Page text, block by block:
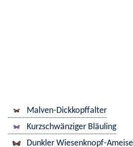
Malven-Dickkopffalter
Kurzschwänziger Bläuling
Dunkler Wiesenknopf-